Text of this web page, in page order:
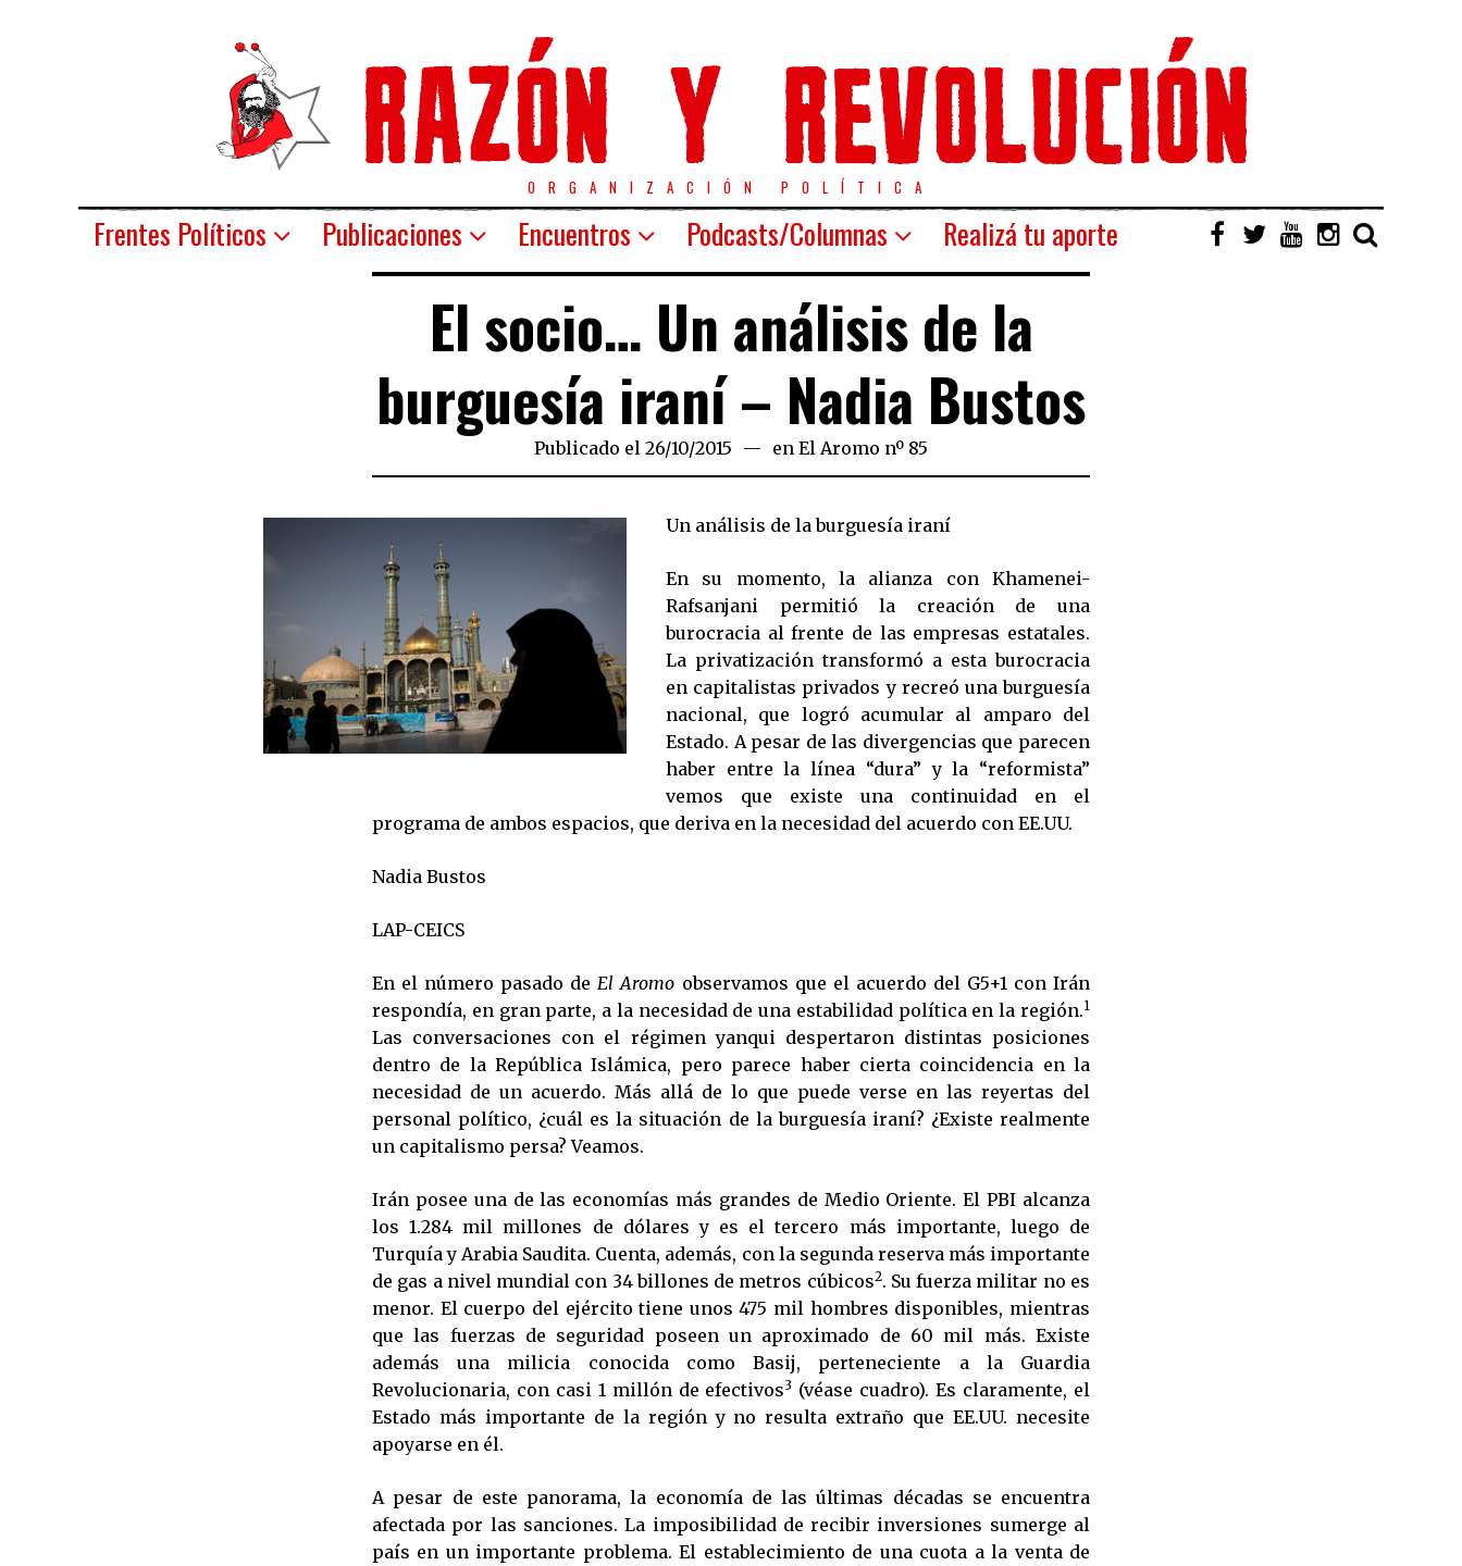
ORGANIZACIÓN POLÍTICA
Frentes Políticos Publicaciones Encuentros Podcasts/Columnas Realizá tu aporte
El socio… Un análisis de la
burguesía iraní – Nadia Bustos
Publicado el 26/10/2015 27/10/2015
en El Aromo nº 85
Un análisis de la burguesía iraní
En su momento, la alianza con Khamenei-
Rafsanjani permitió la creación de una
burocracia al frente de las empresas estatales.
La privatización transformó a esta burocracia
en capitalistas privados y recreó una burguesía
nacional, que logró acumular al amparo del
Estado. A pesar de las divergencias que parecen
haber entre la línea “dura” y la “reformista”
vemos que existe una continuidad en el
programa de ambos espacios, que deriva en la necesidad del acuerdo con EE.UU.
Nadia Bustos
LAP-CEICS
En el número pasado de El Aromo observamos que el acuerdo del G5+1 con Irán
respondía, en gran parte, a la necesidad de una estabilidad política en la región.1
Las conversaciones con el régimen yanqui despertaron distintas posiciones
dentro de la República Islámica, pero parece haber cierta coincidencia en la
necesidad de un acuerdo. Más allá de lo que puede verse en las reyertas del
personal político, ¿cuál es la situación de la burguesía iraní? ¿Existe realmente
un capitalismo persa? Veamos.
Irán posee una de las economías más grandes de Medio Oriente. El PBI alcanza
los 1.284 mil millones de dólares y es el tercero más importante, luego de
Turquía y Arabia Saudita. Cuenta, además, con la segunda reserva más importante
de gas a nivel mundial con 34 billones de metros cúbicos2. Su fuerza militar no es
menor. El cuerpo del ejército tiene unos 475 mil hombres disponibles, mientras
que las fuerzas de seguridad poseen un aproximado de 60 mil más. Existe
además una milicia conocida como Basij, perteneciente a la Guardia
Revolucionaria, con casi 1 millón de efectivos3 (véase cuadro). Es claramente, el
Estado más importante de la región y no resulta extraño que EE.UU. necesite
apoyarse en él.
A pesar de este panorama, la economía de las últimas décadas se encuentra
afectada por las sanciones. La imposibilidad de recibir inversiones sumerge al
país en un importante problema. El establecimiento de una cuota a la venta de